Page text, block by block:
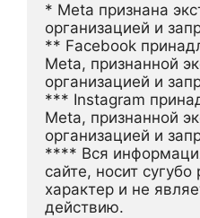
* Meta признана
организацией и
** Facebook
Meta, признанной
организацией и
*** Instagram
Meta, признанной
организацией и
**** Вся
сайте, носит
характер и не
действию.